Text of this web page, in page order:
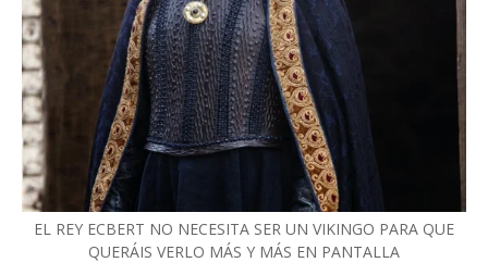
EL REY ECBERT NO NECESITA SER UN VIKINGO PARA QUE
QUERÁIS VERLO MÁS Y MÁS EN PANTALLA